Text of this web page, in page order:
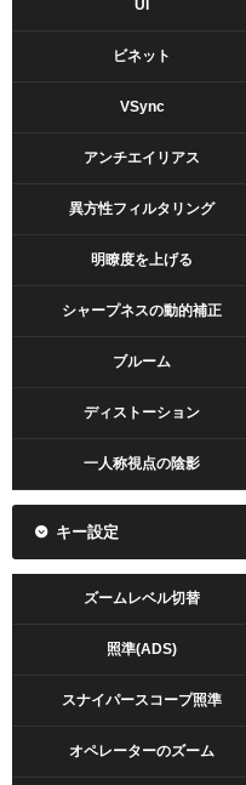
UI
ビネット
VSync
アンチエイリアス
異方性フィルタリング
明瞭度を上げる
シャープネスの動的補正
ブルーム
ディストーション
一人称視点の陰影
キー設定
ズームレベル切替
照準(ADS)
スナイパースコープ照準
オペレーターのズーム